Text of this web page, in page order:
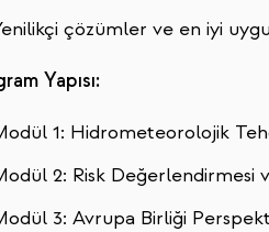
çözümler ve en iyi
Yapısı:
1: Hidrometeorolojik
2: Risk Değerlendirmesi
3: Avrupa Birliği